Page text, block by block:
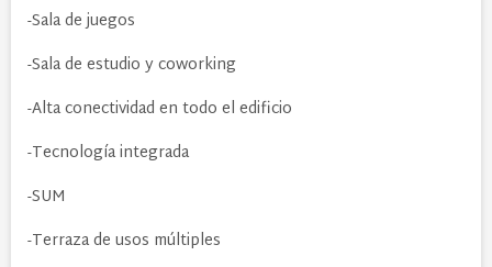
-Sala de juegos
-Sala de estudio y coworking
-Alta conectividad en todo el edificio
-Tecnología integrada
-SUM
-Terraza de usos múltiples